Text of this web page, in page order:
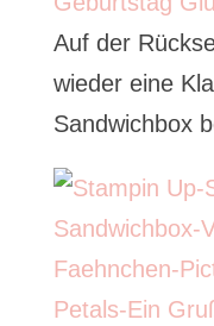
Auf der
wieder eine
Sandwichbox